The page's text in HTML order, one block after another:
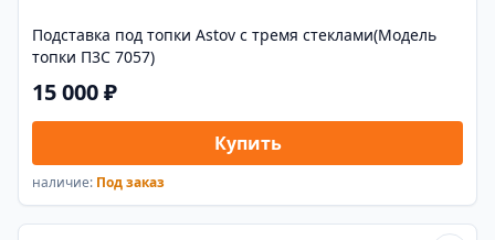
Подставка под топки Astov с тремя стеклами(Модель
топки П3С 7057)
15 000 ₽
Купить
наличие: Под заказ